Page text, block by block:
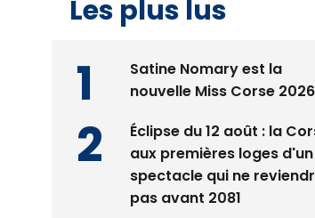
Satine Nomary est la
Éclipse du 12 août : la
spectacle qui ne
pas avant 2081
La gendarmerie alerte les